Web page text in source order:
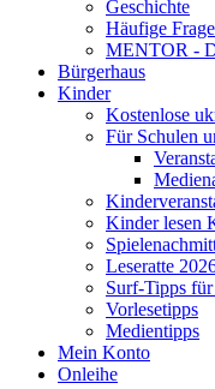
Geschichte
Häufige
MENTOR -
Bürgerhaus
Kinder
Kostenlose
Für Schulen
Kinder lesen
Leseratte
Surf-Tipps
Vorlesetipps
Medientipps
Mein Konto
Onleihe